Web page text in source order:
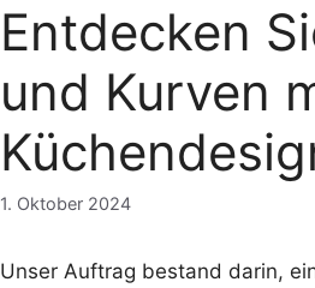
Entdecken
und Kurven
1. Oktober 2024
Unser Auftrag bestand darin,